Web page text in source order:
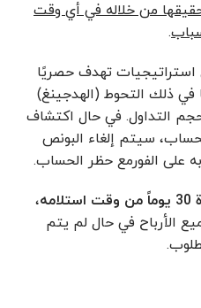
من خلاله في أي وقت
.
تهدف حصريًا
في ذلك التحوط (الهدجينغ)
التداول. في حال اكتشاف
سيتم إلغاء البونص
به على الفورمع حظر الحساب.
،
الأرباح في حال لم يتم